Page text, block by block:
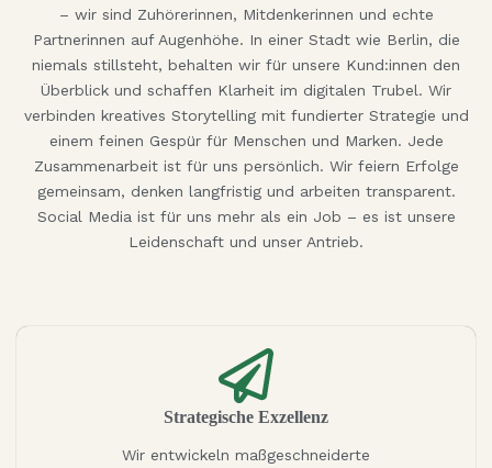
– wir sind Zuhörerinnen, Mitdenkerinnen und echte
Partnerinnen auf Augenhöhe. In einer Stadt wie Berlin, die
niemals stillsteht, behalten wir für unsere Kund:innen den
Überblick und schaffen Klarheit im digitalen Trubel. Wir
verbinden kreatives Storytelling mit fundierter Strategie und
einem feinen Gespür für Menschen und Marken. Jede
Zusammenarbeit ist für uns persönlich. Wir feiern Erfolge
gemeinsam, denken langfristig und arbeiten transparent.
Social Media ist für uns mehr als ein Job – es ist unsere
Leidenschaft und unser Antrieb.
Strategische Exzellenz
Wir entwickeln maßgeschneiderte